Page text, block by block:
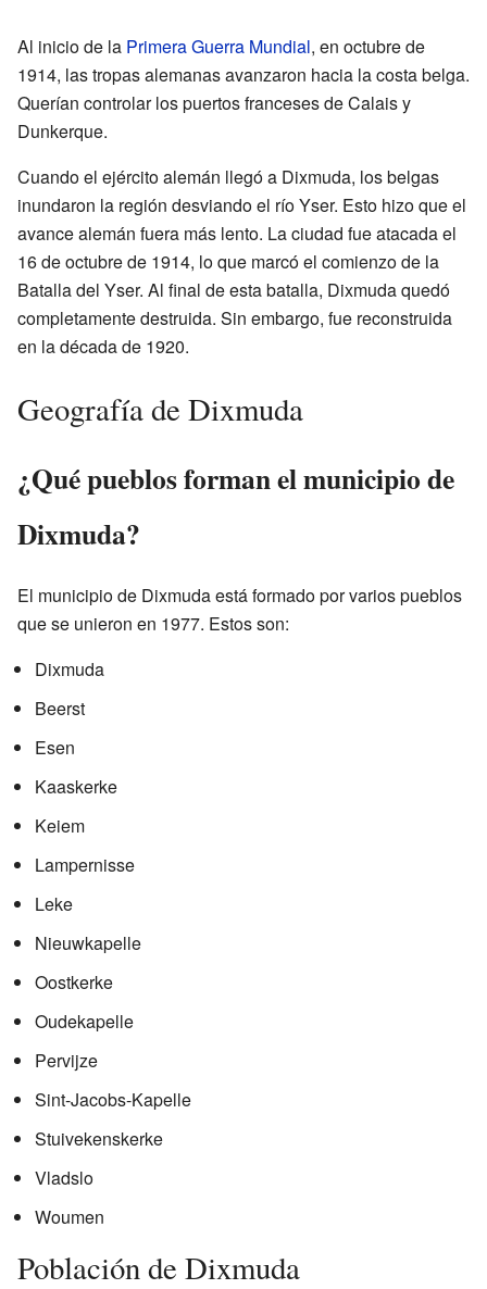
Al inicio de la Primera Guerra Mundial, en octubre de
1914, las tropas alemanas avanzaron hacia la costa belga.
Querían controlar los puertos franceses de Calais y
Dunkerque.
Cuando el ejército alemán llegó a Dixmuda, los belgas
inundaron la región desviando el río Yser. Esto hizo que el
avance alemán fuera más lento. La ciudad fue atacada el
16 de octubre de 1914, lo que marcó el comienzo de la
Batalla del Yser. Al final de esta batalla, Dixmuda quedó
completamente destruida. Sin embargo, fue reconstruida
en la década de 1920.
Geografía de Dixmuda
¿Qué pueblos forman el municipio de
Dixmuda?
El municipio de Dixmuda está formado por varios pueblos
que se unieron en 1977. Estos son:
Dixmuda
Beerst
Esen
Kaaskerke
Keiem
Lampernisse
Leke
Nieuwkapelle
Oostkerke
Oudekapelle
Pervijze
Sint-Jacobs-Kapelle
Stuivekenskerke
Vladslo
Woumen
Población de Dixmuda